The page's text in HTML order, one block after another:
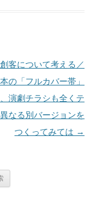
客について考える／
の「フルカバー帯」
演劇チラシも全くテ
なる別バージョンを
つくってみては →